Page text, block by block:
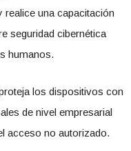
una capacitación
seguridad cibernética
humanos.
los dispositivos con
de nivel empresarial
acceso no autorizado.